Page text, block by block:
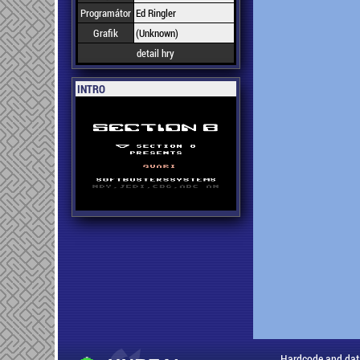
Programátor Ed Ringler
Grafik
(Unknown)
detail hry
INTRO